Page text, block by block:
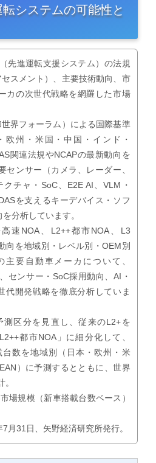
システムの可能性と
先進運転支援システム）の法規
スメント）、主要技術動向、市
カの次世代戦略を網羅した市場
界フォーラム）による国際基準
欧州・米国・中国・インド・
関連法規やNCAPの最新動向を
センサー（カメラ、レーダー、
チャ・SoC、E2E AI、VLM・
を支えるキーデバイス・ソフ
分析しています。
速NOA、L2++都市NOA、L3
向を地域別・レベル別・OEM別
主要自動車メーカについて、
センサー・SoC採用動向、AI・
代開発戦略を徹底分析していま
測区分を見直し、従来のL2+を
都市NOA」に細分化して、
数を地域別（日本・欧州・米
）に予測するとともに、世界
場規模（新車搭載台数ベース）
月31日、矢野経済研究所発行。